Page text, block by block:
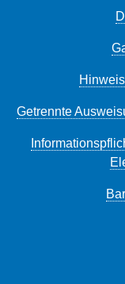
Getrennte